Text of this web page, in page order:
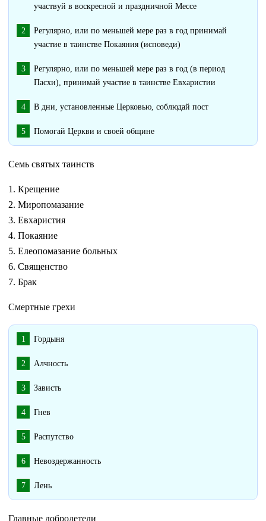
участвуй в воскресной и праздничной Мессе
Регулярно, или по меньшей мере раз в год принимай
участие в таинстве Покаяния (исповеди)
Регулярно, или по меньшей мере раз в год (в период
Пасхи), принимай участие в таинстве Евхаристии
В дни, установленные Церковью, соблюдай пост
Помогай Церкви и своей общине
Семь святых таинств
1. Крещение
2. Миропомазание
3. Евхаристия
4. Покаяние
5. Елеопомазание больных
6. Священство
7. Брак
Смертные грехи
Гордыня
Алчность
Зависть
Гнев
Распутство
Невоздержанность
Лень
Главные добродетели